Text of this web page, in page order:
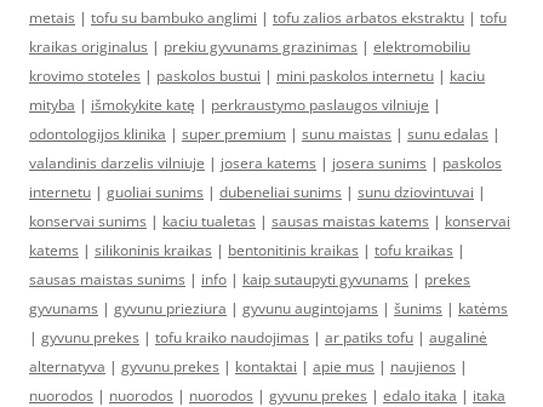
metais | tofu su bambuko anglimi | tofu zalios arbatos ekstraktu | tofu
kraikas originalus | prekiu gyvunams grazinimas | elektromobiliu
krovimo stoteles | paskolos bustui | mini paskolos internetu | kaciu
mityba | išmokykite katę | perkraustymo paslaugos vilniuje |
odontologijos klinika | super premium | sunu maistas | sunu edalas |
valandinis darzelis vilniuje | josera katems | josera sunims | paskolos
internetu | guoliai sunims | dubeneliai sunims | sunu dziovintuvai |
konservai sunims | kaciu tualetas | sausas maistas katems | konservai
katems | silikoninis kraikas | bentonitinis kraikas | tofu kraikas |
sausas maistas sunims | info | kaip sutaupyti gyvunams | prekes
gyvunams | gyvunu prieziura | gyvunu augintojams | šunims | katėms
| gyvunu prekes | tofu kraiko naudojimas | ar patiks tofu | augalinė
alternatyva | gyvunu prekes | kontaktai | apie mus | naujienos |
nuorodos | nuorodos | nuorodos | gyvunu prekes | edalo itaka | itaka